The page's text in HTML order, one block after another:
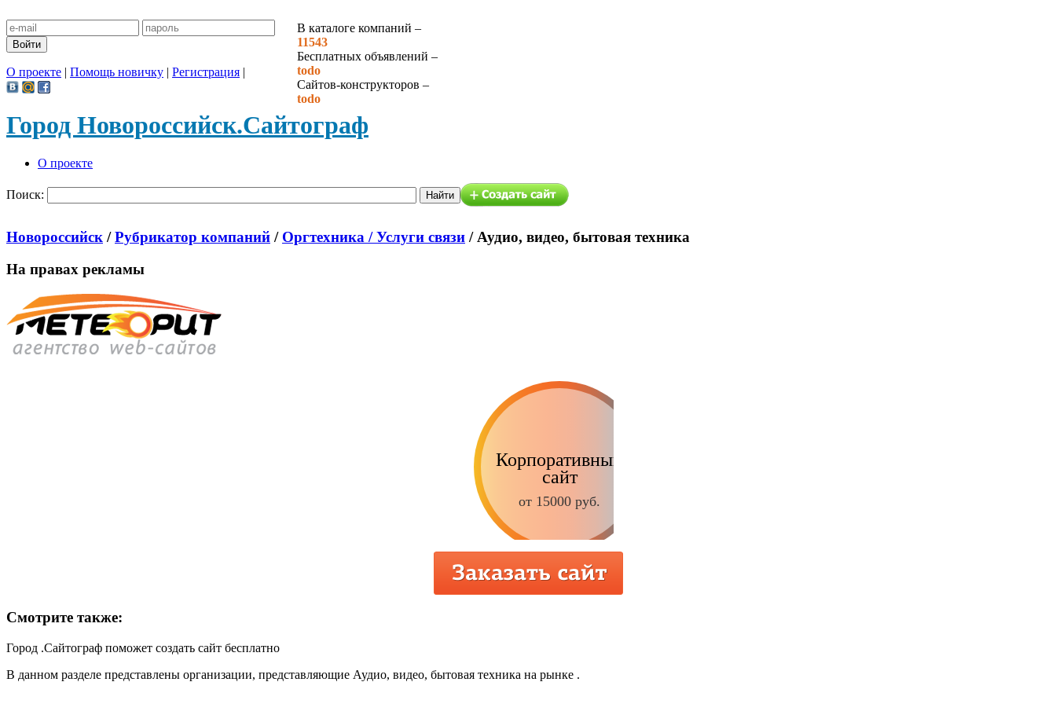
В каталоге компаний –
11543
Бесплатных объявлений –
todo
Сайтов-конструкторов –
todo
О проекте | Помощь новичку | Регистрация |
Город Новороссийск.Сайтограф
О проекте
Поиск:
Новороссийск /Рубрикатор компаний / Оргтехника / Услуги связи /Аудио, видео, бытовая техника
На правах рекламы
Корпоративный
сайт
от 15000 руб.
Смотрите также:
Город .Сайтограф поможет создать сайт бесплатно
В данном разделе представлены организации, представляющие Аудио, видео, бытовая техника на рынке .